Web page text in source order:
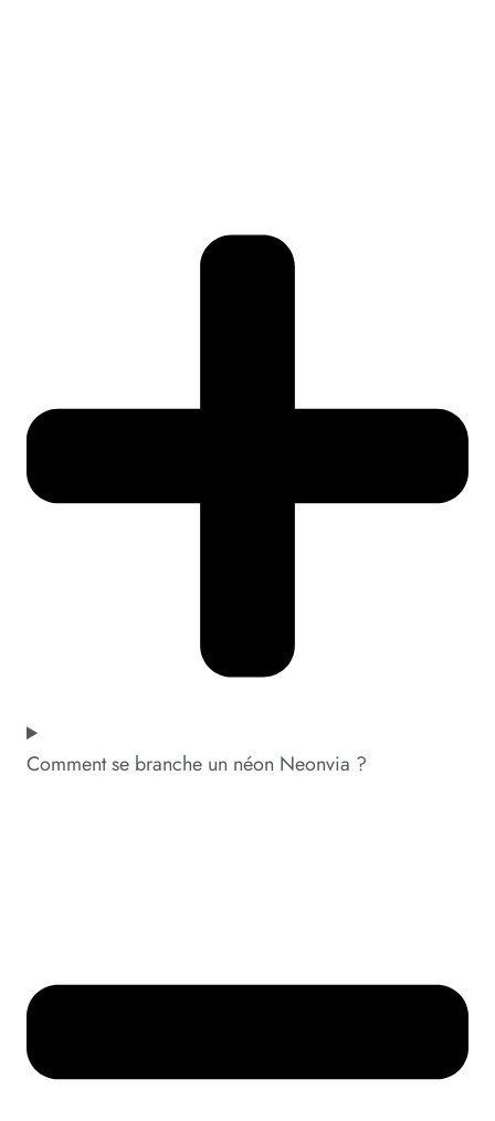
Comment se branche un néon Neonvia ?